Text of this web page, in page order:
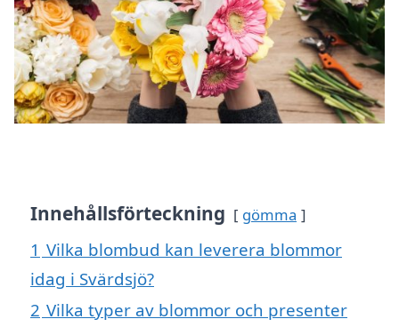
Innehållsförteckning gömma
1 Vilka blombud kan leverera blommor
idag i Svärdsjö?
2 Vilka typer av blommor och presenter